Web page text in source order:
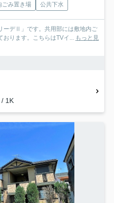
ごみ置き場 公共下水
ーデⅡ」です。共用部には敷地内ご
ります。こちらはTVイ...
もっと見
/ 1K